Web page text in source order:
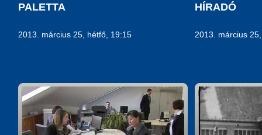
PALETTA
2013. március 25, hétfő, 19:15
HÍRADÓ
2013. március